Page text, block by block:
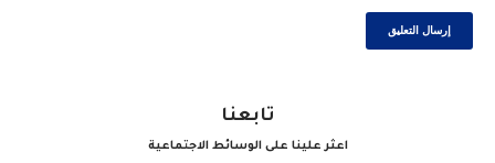
تابعنا
اعثر علينا على الوسائط الاجتماعية